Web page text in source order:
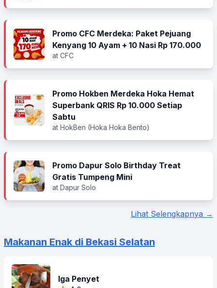
Promo CFC Merdeka: Paket Pejuang
Kenyang 10 Ayam + 10 Nasi Rp 170.000
at CFC
Promo Hokben Merdeka Hoka Hemat
Superbank QRIS Rp 10.000 Setiap
Sabtu
at HokBen (Hoka Hoka Bento)
Promo Dapur Solo Birthday Treat
Gratis Tumpeng Mini
at Dapur Solo
Lihat Selengkapnya →
Makanan Enak di Bekasi Selatan
Iga Penyet